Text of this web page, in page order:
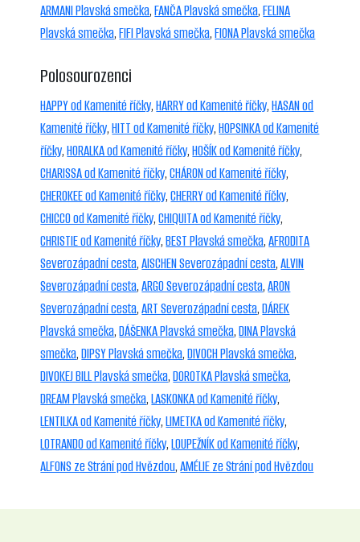
ARMANI Plavská smečka,FANČA Plavská smečka,FELINA
Plavská smečka,FIFI Plavská smečka,FIONA Plavská smečka
Polosourozenci
HAPPY od Kamenité říčky,HARRY od Kamenité říčky,HASAN od
Kamenité říčky,HITT od Kamenité říčky,HOPSINKA od Kamenité
říčky,HORALKA od Kamenité říčky,HOŠÍK od Kamenité říčky,
CHARISSA od Kamenité říčky,CHÁRON od Kamenité říčky,
CHEROKEE od Kamenité říčky,CHERRY od Kamenité říčky,
CHICCO od Kamenité říčky,CHIQUITA od Kamenité říčky,
CHRISTIE od Kamenité říčky,BEST Plavská smečka,AFRODITA
Severozápadní cesta,AISCHEN Severozápadní cesta,ALVIN
Severozápadní cesta,ARGO Severozápadní cesta,ARON
Severozápadní cesta,ART Severozápadní cesta,DÁREK
Plavská smečka,DÁŠENKA Plavská smečka,DINA Plavská
smečka,DIPSY Plavská smečka,DIVOCH Plavská smečka,
DIVOKEJ BILL Plavská smečka,DOROTKA Plavská smečka,
DREAM Plavská smečka,LASKONKA od Kamenité říčky,
LENTILKA od Kamenité říčky,LIMETKA od Kamenité říčky,
LOTRANDO od Kamenité říčky,LOUPEŽNÍK od Kamenité říčky,
ALFONS ze Strání pod Hvězdou,AMÉLIE ze Strání pod Hvězdou